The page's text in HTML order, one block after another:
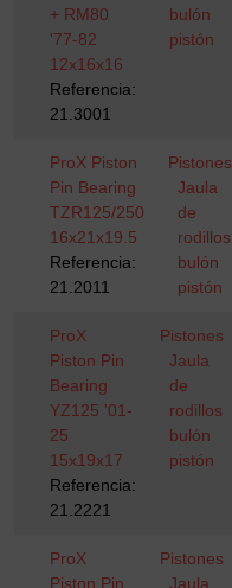
+ RM80
'77-82
12x16x16
Referencia:
21.3001
bulón
pistón
ProX Piston
Pin Bearing
TZR125/250
16x21x19.5
Referencia:
21.2011
Pistones
Jaula
de
rodillos
bulón
pistón
ProX
Piston Pin
Bearing
YZ125 '01-
25
15x19x17
Referencia:
21.2221
Pistones
Jaula
de
rodillos
bulón
pistón
ProX
Piston Pin
Pistones
Jaula